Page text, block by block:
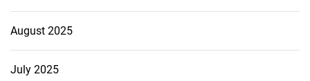
August 2025
July 2025